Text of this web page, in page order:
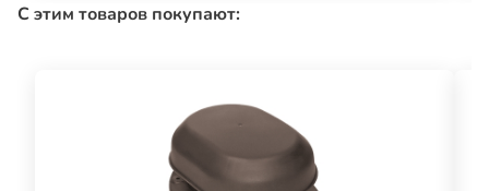
С этим товаров покупают: